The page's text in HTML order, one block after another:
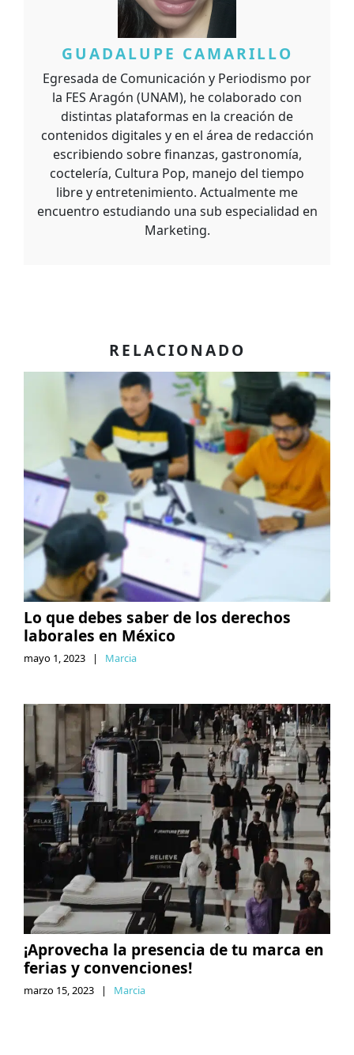
GUADALUPE CAMARILLO
Egresada de Comunicación y Periodismo por
la FES Aragón (UNAM), he colaborado con
distintas plataformas en la creación de
contenidos digitales y en el área de redacción
escribiendo sobre finanzas, gastronomía,
coctelería, Cultura Pop, manejo del tiempo
libre y entretenimiento. Actualmente me
encuentro estudiando una sub especialidad en
Marketing.
RELACIONADO
Lo que debes saber de los derechos
laborales en México
mayo 1, 2023 | Marcia
¡Aprovecha la presencia de tu marca en
ferias y convenciones!
marzo 15, 2023 | Marcia